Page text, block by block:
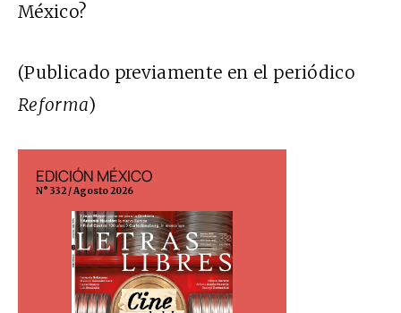
México?
(Publicado previamente en el periódico
Reforma)
EDICIÓN MÉXICO
N° 332 / Agosto 2026